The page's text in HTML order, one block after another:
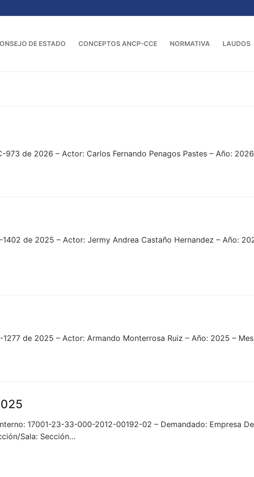
DE ESTADO CONCEPTOS ANCP-CCE NORMATIVA LAUDOS
de 2026 – Actor: Carlos Fernando Penagos Pastes – Año:
de 2025 – Actor: Jermy Andrea Castaño Hernandez – Año:
de 2025 – Actor: Armando Monterrosa Ruiz – Año: 2025 –
17001-23-33-000-2012-00192-02 – Demandado: Empresa
Sala: Sección…